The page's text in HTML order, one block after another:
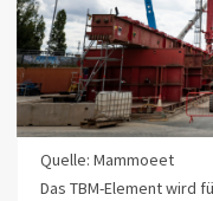
Quelle: Mammoeet
Das TBM-Element wird